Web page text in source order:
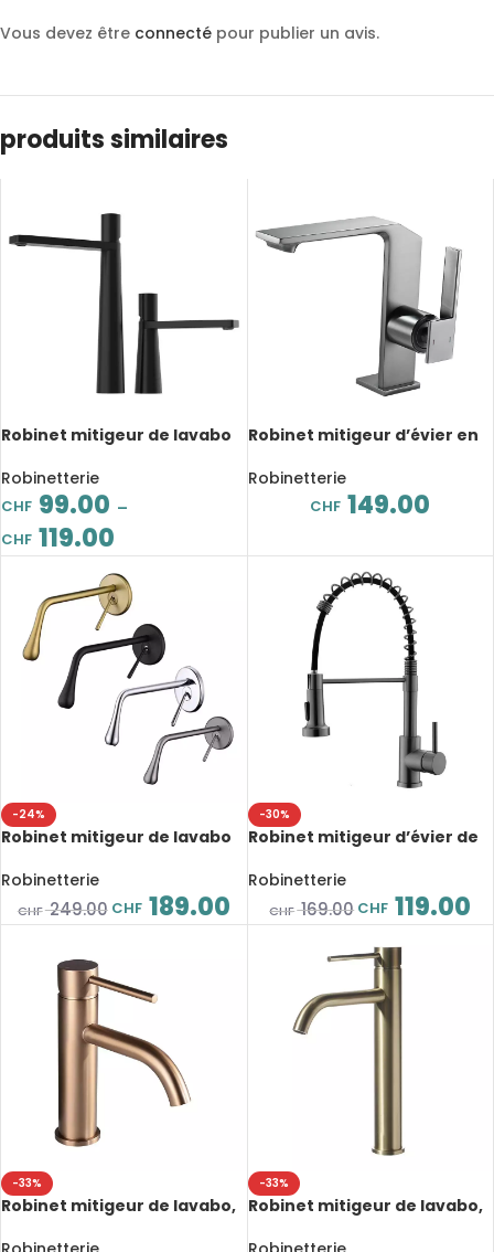
Vous devez être connecté pour publier un avis.
produits similaires
Robinet mitigeur de lavabo
5 couleurs
Robinetterie
CHF 99.00 –
CHF 119.00
Robinet mitigeur d’évier en
unique, eau froide et
chaude
Robinetterie
CHF 149.00
-24%
Robinet mitigeur de lavabo
chaude et froide, style
contemporain
Robinetterie
CHF249.00 CHF 189.00
-30%
Robinet mitigeur d’évier de
pivotant, mélangeur d’eau
chaude et froide
Robinetterie
CHF169.00 CHF 119.00
-33%
Robinet mitigeur de lavabo,
poignée unique, monté sur
-33%
Robinet mitigeur de lavabo,
poignée unique, style brossé